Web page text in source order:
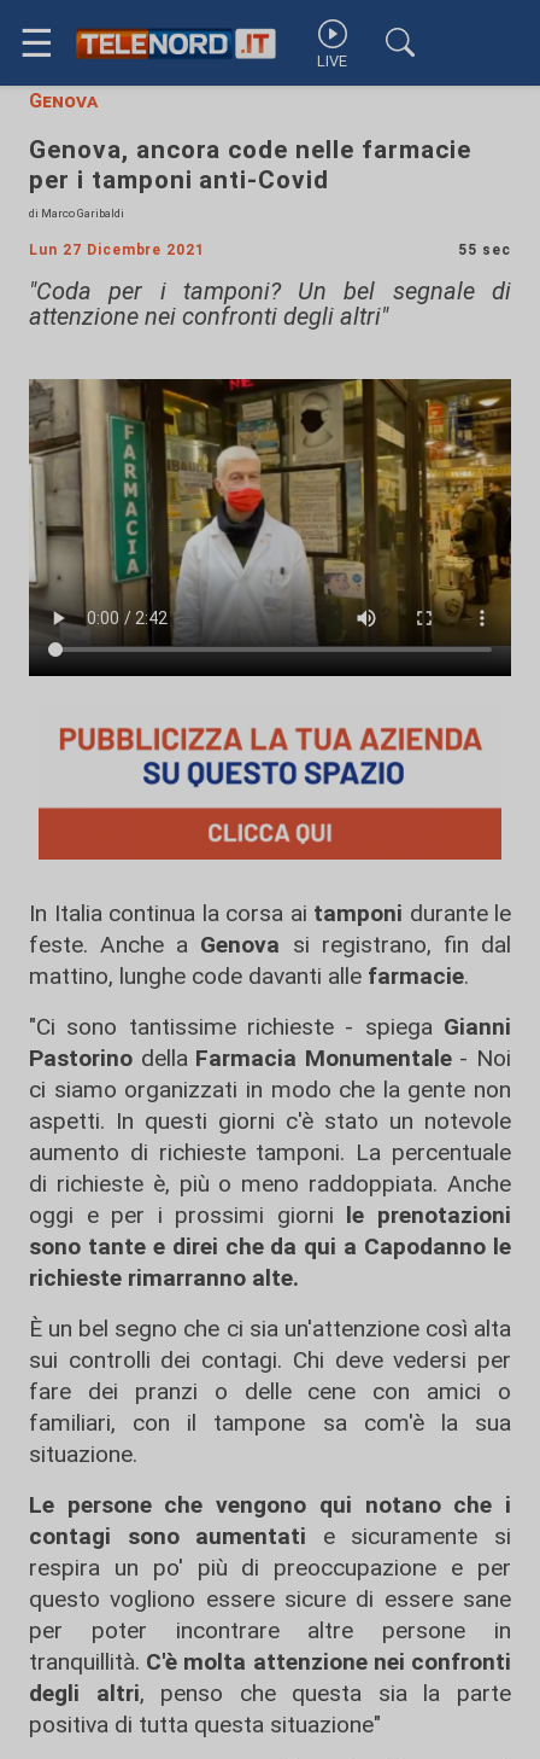
☰ LIVE
Genova
Genova, ancora code nelle farmacie
per i tamponi anti-Covid
di Marco Garibaldi
Lun 27 Dicembre 2021 55 sec
"Coda per i tamponi? Un bel segnale di
attenzione nei confronti degli altri"
In Italia continua la corsa ai tamponi durante le
feste. Anche a Genova si registrano, fin dal
mattino, lunghe code davanti alle farmacie.
"Ci sono tantissime richieste - spiega Gianni
Pastorino della Farmacia Monumentale- Noi
ci siamo organizzati in modo che la gente non
aspetti. In questi giorni c'è stato un notevole
aumento di richieste tamponi. La percentuale
di richieste è, più o meno raddoppiata. Anche
oggi e per i prossimi giorni le prenotazioni
sono tante e direi che da qui a Capodanno le
richieste rimarranno alte.
È un bel segno che ci sia un'attenzione così alta
sui controlli dei contagi. Chi deve vedersi per
fare dei pranzi o delle cene con amici o
familiari, con il tampone sa com'è la sua
situazione.
Le persone che vengono qui notano che i
contagi sono aumentati e sicuramente si
respira un po' più di preoccupazione e per
questo vogliono essere sicure di essere sane
per poter incontrare altre persone in
tranquillità. C'è molta attenzione nei confronti
degli altri, penso che questa sia la parte
positiva di tutta questa situazione"